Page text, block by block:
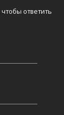
ответить